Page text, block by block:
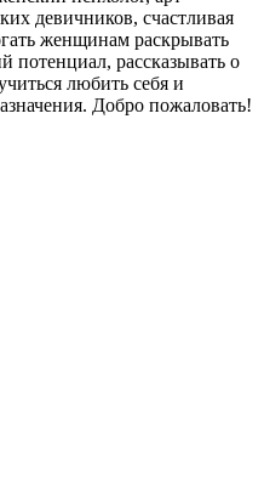
девичников, счастливая
женщинам раскрывать
потенциал, рассказывать о
любить себя и
Добро пожаловать!